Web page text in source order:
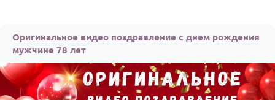
Оригинальное видео поздравление с днем рождения
мужчине 78 лет